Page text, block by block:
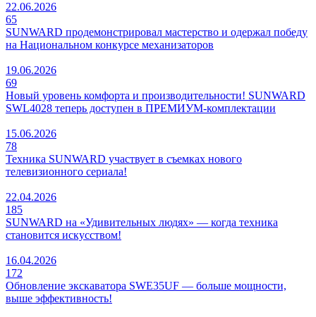
22.06.2026
65
SUNWARD продемонстрировал мастерство и одержал победу
на Национальном конкурсе механизаторов
19.06.2026
69
Новый уровень комфорта и производительности! SUNWARD
SWL4028 теперь доступен в ПРЕМИУМ-комплектации
15.06.2026
78
Техника SUNWARD участвует в съемках нового
телевизионного сериала!
22.04.2026
185
SUNWARD на «Удивительных людях» — когда техника
становится искусством!
16.04.2026
172
Обновление экскаватора SWE35UF — больше мощности,
выше эффективность!